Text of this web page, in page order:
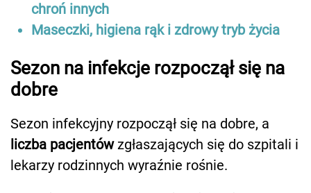
chroń innych
Maseczki, higiena rąk i zdrowy tryb życia
Sezon na infekcje rozpoczął się na
dobre
Sezon infekcyjny rozpoczął się na dobre, a
liczba pacjentówzgłaszających się do szpitali i
lekarzy rodzinnych wyraźnie rośnie.